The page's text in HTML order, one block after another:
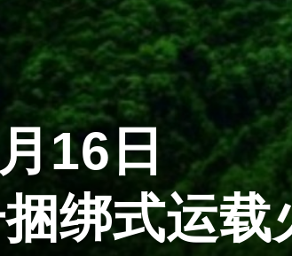
16日
绑式运载